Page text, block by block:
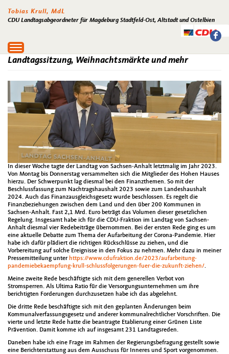
Tobias Krull, MdL
CDU Landtagsabgeordneter für Magdeburg Stadtfeld-Ost, Altstadt und Ostelbien
Toggle
navigation
Landtagssitzung, Weihnachtsmärkte und mehr
In dieser Woche tagte der Landtag von Sachsen-Anhalt letztmalig im Jahr 2023.
Von Montag bis Donnerstag versammelten sich die Mitglieder des Hohen Hauses
hierzu. Der Schwerpunkt lag diesmal bei den Finanzthemen. So mit der
Beschlussfassung zum Nachtragshaushalt 2023 sowie zum Landeshaushalt
2024. Auch das Finanzausgleichsgesetz wurde beschlossen. Es regelt die
Finanzbeziehungen zwischen dem Land und den über 200 Kommunen in
Sachsen-Anhalt. Fast 2,1 Mrd. Euro beträgt das Volumen dieser gesetzlichen
Regelung. Insgesamt habe ich für die CDU-Fraktion im Landtag von Sachsen-
Anhalt diesmal vier Redebeiträge übernommen. Bei der ersten Rede ging es um
eine aktuelle Debatte zum Thema der Aufarbeitung der Corona-Pandemie. Hier
habe ich dafür plädiert die richtigen Rückschlüsse zu ziehen, und die
Vorbereitung auf solche Ereignisse in den Fokus zu nehmen. Mehr dazu in meiner
Pressemitteilung unter https://www.cdufraktion.de/2023/aufarbeitung-
pandemiebekaempfung-krull-schlussfolgerungen-fuer-die-zukunft-ziehen/.
Meine zweite Rede beschäftigte sich mit dem generellen Verbot von
Stromsperren. Als Ultima Ratio für die Versorgungsunternehmen um ihre
berichtigten Forderungen durchzusetzen habe ich das abgelehnt.
Die dritte Rede beschäftigte sich mit den geplanten Änderungen beim
Kommunalverfassungsgesetz und anderer kommunalrechtlicher Vorschriften. Die
vierte und letzte Rede hatte die beantragte Etablierung einer Grünen Liste
Prävention. Damit komme ich auf insgesamt 231 Landtagsreden.
Daneben habe ich eine Frage im Rahmen der Regierungsbefragung gestellt sowie
eine Berichterstattung aus dem Ausschuss für Inneres und Sport vorgenommen.